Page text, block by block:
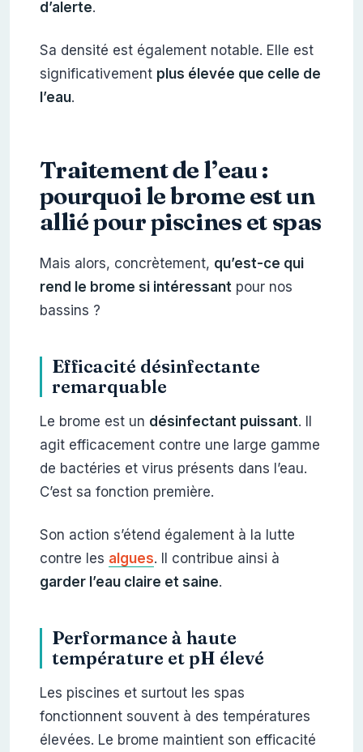
d’alerte.
Sa densité est également notable. Elle est
significativement plus élevée que celle de
l’eau.
Traitement de l’eau :
pourquoi le brome est un
allié pour piscines et spas
Mais alors, concrètement, qu’est-ce qui
rend le brome si intéressant pour nos
bassins ?
Efficacité désinfectante
remarquable
Le brome est un désinfectant puissant. Il
agit efficacement contre une large gamme
de bactéries et virus présents dans l’eau.
C’est sa fonction première.
Son action s’étend également à la lutte
contre les algues. Il contribue ainsi à
garder l’eau claire et saine.
Performance à haute
température et pH élevé
Les piscines et surtout les spas
fonctionnent souvent à des températures
élevées. Le brome maintient son efficacité